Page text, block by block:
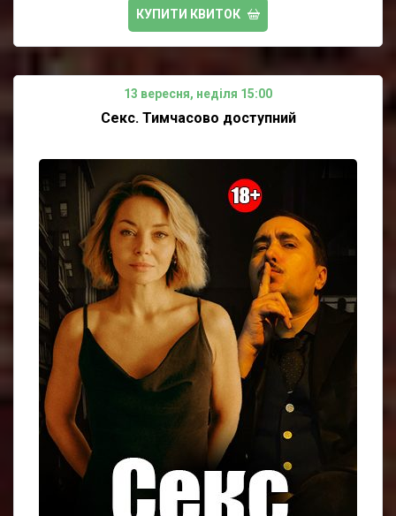
КУПИТИ КВИТОК
13 вересня, неділя 15:00
Секс. Тимчасово доступний